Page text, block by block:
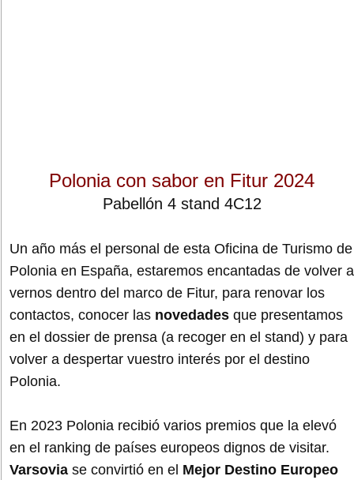
Polonia con sabor en Fitur 2024
Pabellón 4 stand 4C12
Un año más el personal de esta Oficina de Turismo de
Polonia en España, estaremos encantadas de volver a
vernos dentro del marco de Fitur, para renovar los
contactos, conocer las novedades que presentamos
en el dossier de prensa (a recoger en el stand) y para
volver a despertar vuestro interés por el destino
Polonia.
En 2023 Polonia recibió varios premios que la elevó
en el ranking de países europeos dignos de visitar.
Varsovia se convirtió en el Mejor Destino Europeo